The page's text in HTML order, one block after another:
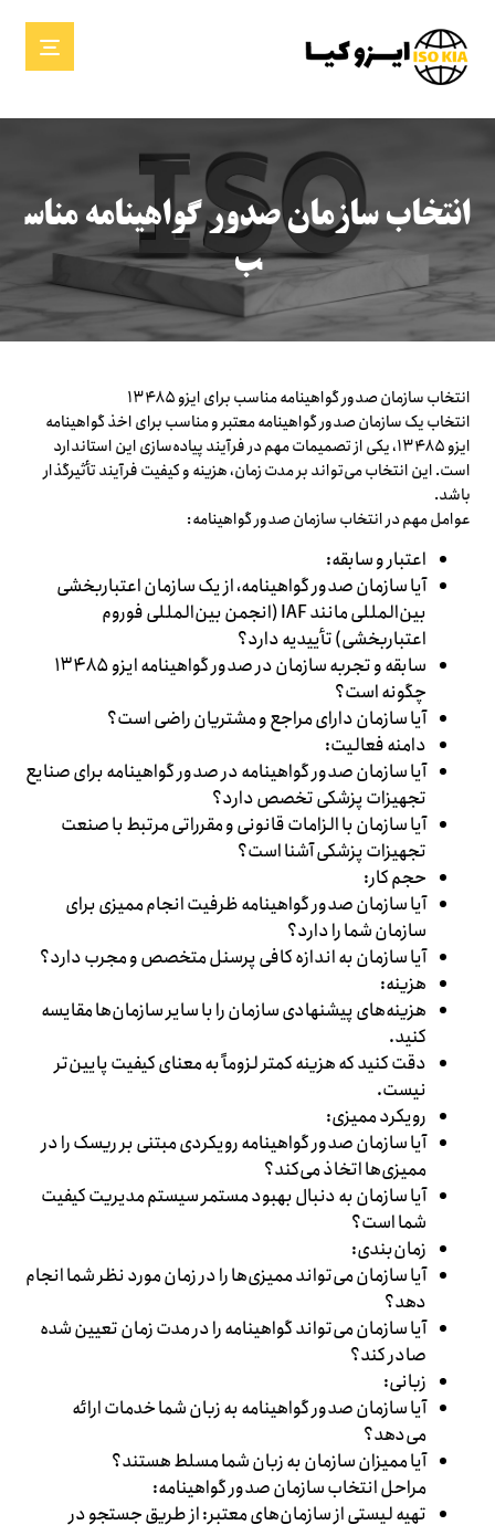
انتخاب سازمان صدور گواهینامه مناس
ب
انتخاب سازمان صدور گواهینامه مناسب برای ایزو ۱۳۴۸۵
انتخاب یک سازمان صدور گواهینامه معتبر و مناسب برای اخذ گواهینامه
ایزو ۱۳۴۸۵، یکی از تصمیمات مهم در فرآیند پیاده‌سازی این استاندارد
است. این انتخاب می‌تواند بر مدت زمان، هزینه و کیفیت فرآیند تأثیرگذار
باشد.
عوامل مهم در انتخاب سازمان صدور گواهینامه:
اعتبار و سابقه:
آیا سازمان صدور گواهینامه، از یک سازمان اعتباربخشی
بین‌المللی مانند IAF (انجمن بین‌المللی فوروم
اعتباربخشی) تأییدیه دارد؟
سابقه و تجربه سازمان در صدور گواهینامه ایزو ۱۳۴۸۵
چگونه است؟
آیا سازمان دارای مراجع و مشتریان راضی است؟
دامنه فعالیت:
آیا سازمان صدور گواهینامه در صدور گواهینامه برای صنایع
تجهیزات پزشکی تخصص دارد؟
آیا سازمان با الزامات قانونی و مقرراتی مرتبط با صنعت
تجهیزات پزشکی آشنا است؟
حجم کار:
آیا سازمان صدور گواهینامه ظرفیت انجام ممیزی برای
سازمان شما را دارد؟
آیا سازمان به اندازه کافی پرسنل متخصص و مجرب دارد؟
هزینه:
هزینه‌های پیشنهادی سازمان را با سایر سازمان‌ها مقایسه
کنید.
دقت کنید که هزینه کمتر لزوماً به معنای کیفیت پایین‌تر
نیست.
رویکرد ممیزی:
آیا سازمان صدور گواهینامه رویکردی مبتنی بر ریسک را در
ممیزی‌ها اتخاذ می‌کند؟
آیا سازمان به دنبال بهبود مستمر سیستم مدیریت کیفیت
شما است؟
زمان‌بندی:
آیا سازمان می‌تواند ممیزی‌ها را در زمان مورد نظر شما انجام
دهد؟
آیا سازمان می‌تواند گواهینامه را در مدت زمان تعیین شده
صادر کند؟
زبانی:
آیا سازمان صدور گواهینامه به زبان شما خدمات ارائه
می‌دهد؟
آیا ممیزان سازمان به زبان شما مسلط هستند؟
مراحل انتخاب سازمان صدور گواهینامه:
تهیه لیستی از سازمان‌های معتبر: از طریق جستجو در